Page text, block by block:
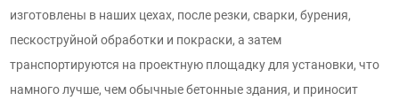
изготовлены в наших цехах, после резки, сварки, бурения,
пескоструйной обработки и покраски, а затем
транспортируются на проектную площадку для установки, что
намного лучше, чем обычные бетонные здания, и приносит